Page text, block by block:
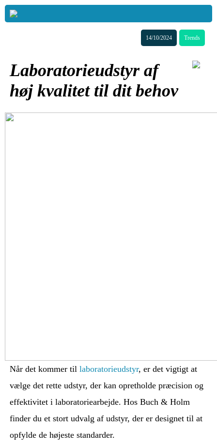
14/10/2024 Trends
Laboratorieudstyr af
høj kvalitet til dit behov
Når det kommer til laboratorieudstyr, er det vigtigt at
vælge det rette udstyr, der kan opretholde præcision og
effektivitet i laboratoriearbejde. Hos Buch & Holm
finder du et stort udvalg af udstyr, der er designet til at
opfylde de højeste standarder.